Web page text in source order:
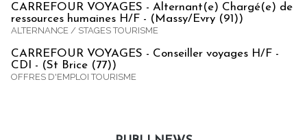
CARREFOUR VOYAGES - Alternant(e) Chargé(e) de
ressources humaines H/F - (Massy/Evry (91))
ALTERNANCE / STAGES TOURISME
CARREFOUR VOYAGES - Conseiller voyages H/F -
CDI - (St Brice (77))
OFFRES D'EMPLOI TOURISME